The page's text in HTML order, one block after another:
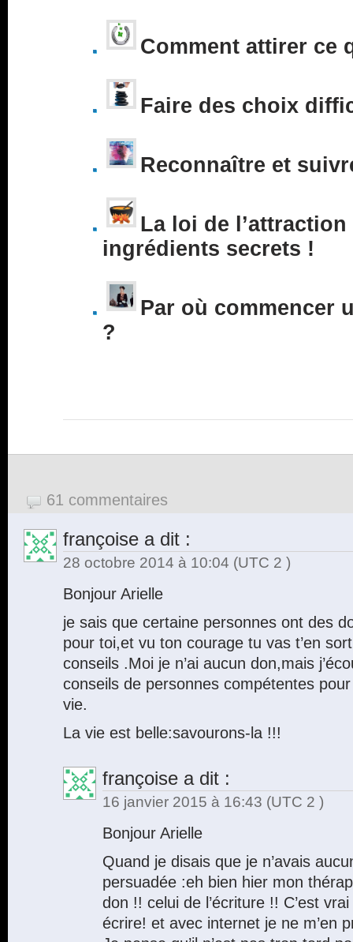
Comment attirer ce
Faire des choix
Reconnaître et
La loi de l’attraction
ingrédients secrets !
Par où commencer
?
61 commentaires
françoise a dit :
28 octobre 2014 à 10:04 (UTC 2 )
Bonjour Arielle
je sais que certaine personnes ont des
pour toi,et vu ton courage tu vas t’en
conseils .Moi je n’ai aucun don,mais
conseils de personnes compétentes
vie.
La vie est belle:savourons-la !!!
françoise a dit :
16 janvier 2015 à 16:43 (UTC 2 )
Bonjour Arielle
Quand je disais que je n’avais
persuadée :eh bien hier mon
don !! celui de l’écriture !! C’est
écrire! et avec internet je ne m’en